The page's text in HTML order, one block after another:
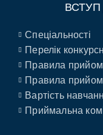
Спеціальності
Перелік
Правила
Правила
Вартість
Приймальна